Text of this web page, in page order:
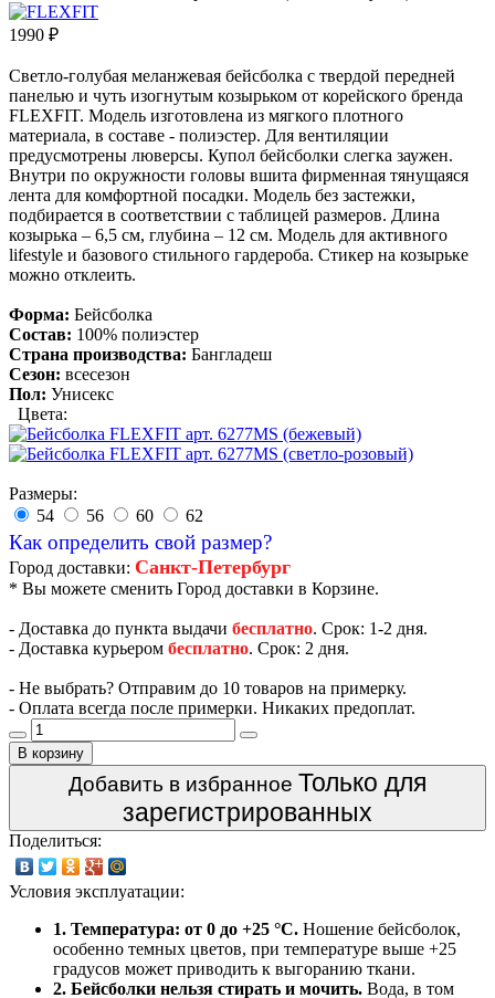
1990 ₽
Светло-голубая меланжевая бейсболка с твердой передней
панелью и чуть изогнутым козырьком от корейского бренда
FLEXFIT. Модель изготовлена из мягкого плотного
материала, в составе - полиэстер. Для вентиляции
предусмотрены люверсы. Купол бейсболки слегка заужен.
Внутри по окружности головы вшита фирменная тянущаяся
лента для комфортной посадки. Модель без застежки,
подбирается в соответствии с таблицей размеров. Длина
козырька – 6,5 см, глубина – 12 см. Модель для активного
lifestyle и базового стильного гардероба. Стикер на козырьке
можно отклеить.
Форма: Бейсболка
Состав: 100% полиэстер
Страна производства: Бангладеш
Сезон: всесезон
Пол: Унисекс
Цвета:
Размеры:
54
56 60 62
Как определить свой размер?
Город доставки: Санкт-Петербург
* Вы можете сменить Город доставки в Корзине.
- Доставка до пункта выдачи бесплатно. Срок: 1-2 дня.
- Доставка курьером бесплатно. Срок: 2 дня.
- Не выбрать? Отправим до 10 товаров на примерку.
- Оплата всегда после примерки. Никаких предоплат.
В корзину
Добавить в избранное Только для
зарегистрированных
Поделиться:
Условия эксплуатации:
1. Температура: от 0 до +25 °C. Ношение бейсболок,
особенно темных цветов, при температуре выше +25
градусов может приводить к выгоранию ткани.
2. Бейсболки нельзя стирать и мочить. Вода, в том